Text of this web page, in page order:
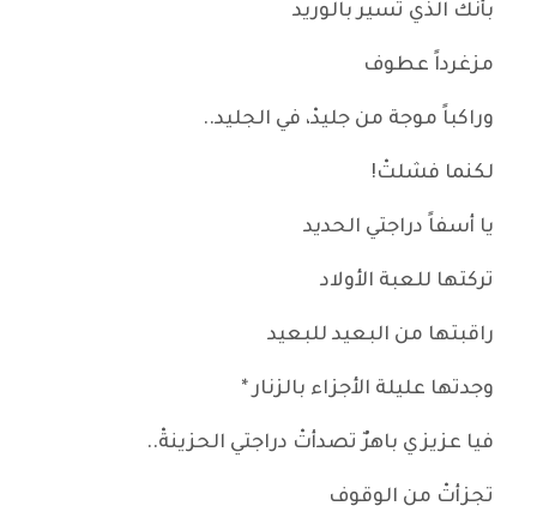
بأنك الذي تسير بالوريد
مزغرداً عطوف
وراكباً موجة من جليدْ، في الجليد..
لكنما فشلتْ!
يا أسفاً دراجتي الحديد
تركتها للعبة الأولاد
راقبتها من البعيد للبعيد
وجدتها عليلة الأجزاء بالزنار *
فيا عزيزي باهرٌ تصدأتْ دراجتي الحزينةْ..
تجزأتْ من الوقوف